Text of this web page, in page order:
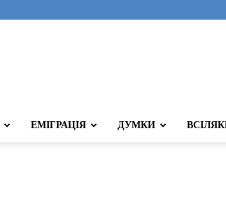
ЕМІГРАЦІЯ ДУМКИ